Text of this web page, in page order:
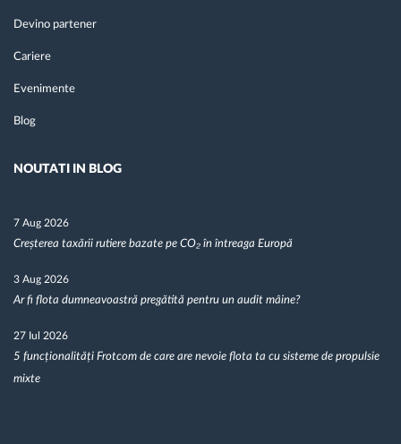
Devino partener
Cariere
Evenimente
Blog
NOUTATI IN BLOG
7 Aug 2026
Creșterea taxării rutiere bazate pe CO₂ în întreaga Europă
3 Aug 2026
Ar fi flota dumneavoastră pregătită pentru un audit mâine?
27 Iul 2026
5 funcționalități Frotcom de care are nevoie flota ta cu sisteme de propulsie
mixte